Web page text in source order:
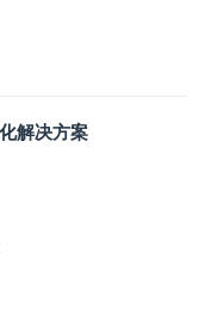
解决方案